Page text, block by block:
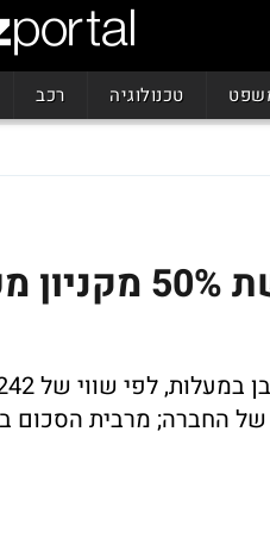
טכנולוגיה רכב
רני צים מממש:
של החברה; מרבית הסכום